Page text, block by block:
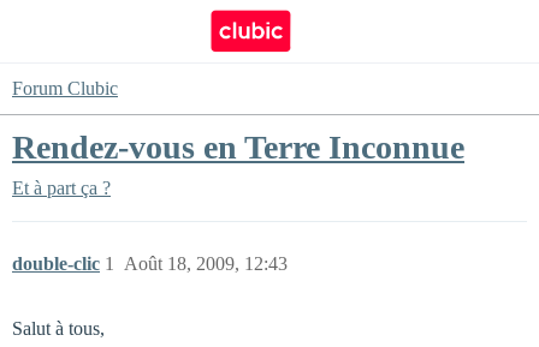
Forum Clubic
Rendez-vous en Terre Inconnue
Et à part ça ?
double-clic Août 18, 2009, 12:43
1
Salut à tous,